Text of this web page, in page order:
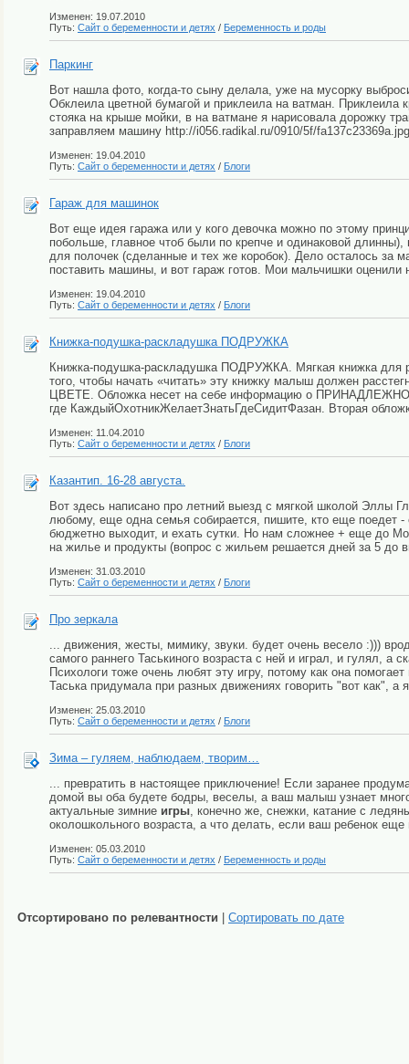
Изменен: 19.07.2010
Путь: Сайт о беременности и детях / Беременность и роды
Паркинг
Вот нашла фото, когда-то сыну делала, уже на мусорку
Обклеила цветной бумагой и приклеила на ватман.
стояка на крыше мойки, в на ватмане я нарисовала дорожку
заправляем машину http://i056.radikal.ru/0910/5f/
Изменен: 19.04.2010
Путь: Сайт о беременности и детях / Блоги
Гараж для машинок
Вот еще идея гаража или у кого девочка можно по этому
побольше, главное чтоб были по крепче и одинаковой
для полочек (сделанные и тех же коробок). Дело осталось
поставить машины, и вот гараж готов. Мои мальчишки
Изменен: 19.04.2010
Путь: Сайт о беременности и детях / Блоги
Книжка-подушка-раскладушка ПОДРУЖКА
Книжка-подушка-раскладушка ПОДРУЖКА. Мягкая книжка для
того, чтобы начать «читать» эту книжку малыш должен
ЦВЕТЕ. Обложка несет на себе информацию о
где КаждыйОхотникЖелаетЗнатьГдеСидитФазан. Вторая
Изменен: 11.04.2010
Путь: Сайт о беременности и детях / Блоги
Казантип. 16-28 августа.
Вот здесь написано про летний выезд с мягкой школой Эллы
любому, еще одна семья собирается, пишите, кто еще поедет
бюджетно выходит, и ехать сутки. Но нам сложнее + еще до
на жилье и продукты (вопрос с жильем решается дней за 5 до
Изменен: 31.03.2010
Путь: Сайт о беременности и детях / Блоги
Про зеркала
... движения, жесты, мимику, звуки. будет очень весело :)))
самого раннего Таськиного возраста с ней и играл, и гулял, а
Психологи тоже очень любят эту игру, потому как она
Таська придумала при разных движениях говорить "вот как",
Изменен: 25.03.2010
Путь: Сайт о беременности и детях / Блоги
Зима – гуляем, наблюдаем, творим…
... превратить в настоящее приключение! Если заранее
домой вы оба будете бодры, веселы, а ваш малыш узнает
актуальные зимние игры , конечно же, снежки, катание с
околошкольного возраста, а что делать, если ваш ребенок
Изменен: 05.03.2010
Путь: Сайт о беременности и детях / Беременность и роды
Отсортировано по релевантности Сортировать по дате